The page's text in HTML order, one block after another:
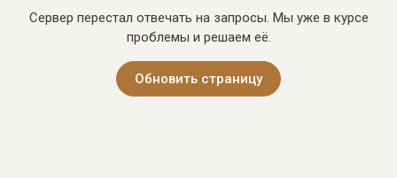
Сервер перестал отвечать на запросы. Мы уже в курсе
проблемы и решаем её.
Обновить страницу